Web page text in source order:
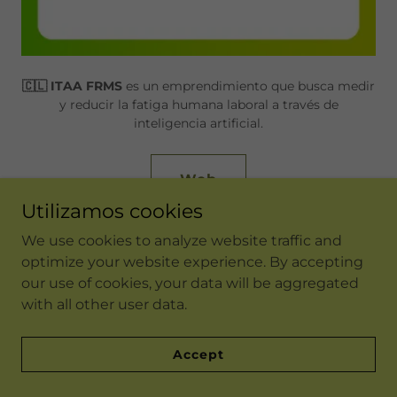
🇨🇱 ITAA FRMS es un emprendimiento que busca medir
y reducir la fatiga humana laboral a través de
inteligencia artificial.
Web
Utilizamos cookies
We use cookies to analyze website traffic and
optimize your website experience. By accepting
our use of cookies, your data will be aggregated
with all other user data.
Accept